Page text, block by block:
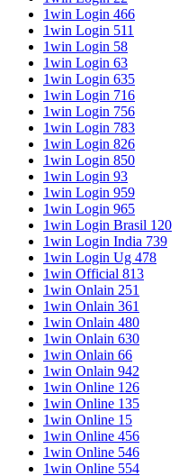
1win Login 466
1win Login 511
1win Login 58
1win Login 63
1win Login 635
1win Login 716
1win Login 756
1win Login 783
1win Login 826
1win Login 850
1win Login 93
1win Login 959
1win Login 965
1win Login Brasil 120
1win Login India 739
1win Login Ug 478
1win Official 813
1win Onlain 251
1win Onlain 361
1win Onlain 480
1win Onlain 630
1win Onlain 66
1win Onlain 942
1win Online 126
1win Online 135
1win Online 15
1win Online 456
1win Online 546
1win Online 554